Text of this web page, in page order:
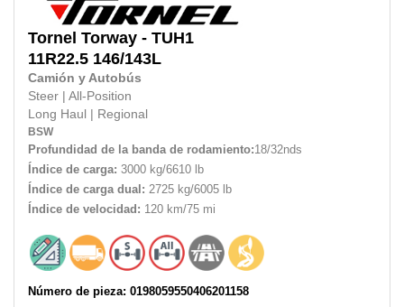
Tornel Torway - TUH1
11R22.5 146/143L
Camión y Autobús
Steer
All-Position
Long Haul
Regional
BSW
Profundidad de la banda de rodamiento:18/32nds
Índice de carga: 3000 kg/6610 lb
Índice de carga dual: 2725 kg/6005 lb
Índice de velocidad: 120 km/75 mi
Número de pieza: 0198059550406201158